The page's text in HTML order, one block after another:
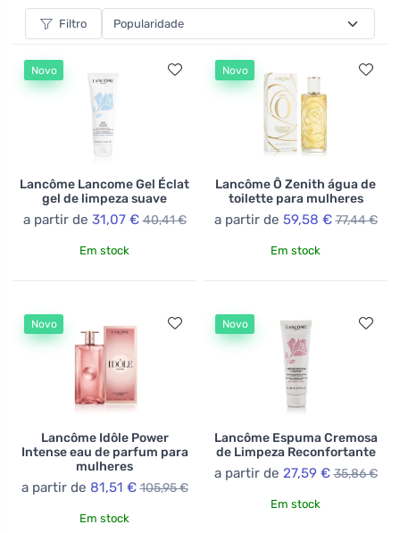
beleza, refletida em seus produtos inovadores que
satisfazem até os clientes mais exigentes. Lancôme é
conhecida pela sua qualidade intransigente e design
elegante, que espelha o charme e sofisticação
franceses. Com uma ampla gama de produtos, desde
fragrâncias a maquiagem decorativa até produtos de
cuidados, Lancôme oferece a todos a oportunidade de
Filtro
Novo
Lancôme Lancome Gel Éclat
gel de limpeza suave
a partir de 31,07 € 40,41 €
Em stock
Novo
Lancôme Ô Zenith água de
toilette para mulheres
a partir de 59,58 € 77,44 €
Em stock
Novo
Lancôme Idôle Power
Intense eau de parfum para
mulheres
a partir de 81,51 € 105,95 €
Em stock
Novo
Lancôme Espuma Cremosa
de Limpeza Reconfortante
a partir de 27,59 € 35,86 €
Em stock